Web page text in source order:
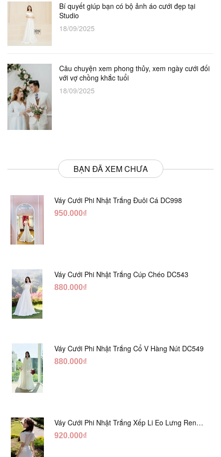
Bí quyết giúp bạn có bộ ảnh áo cưới đẹp tại
Studio
18/09/2025
Câu chuyện xem phong thủy, xem ngày cưới đối
với vợ chồng khắc tuổi
18/09/2025
BẠN ĐÃ XEM CHƯA
Váy Cưới Phi Nhật Trắng Đuôi Cá DC998
950.000₫
Váy Cưới Phi Nhật Trắng Cúp Chéo DC543
880.000₫
Váy Cưới Phi Nhật Trắng Cổ V Hàng Nút DC549
880.000₫
Váy Cưới Phi Nhật Trắng Xếp Li Eo Lưng Ren
DC547
920.000₫